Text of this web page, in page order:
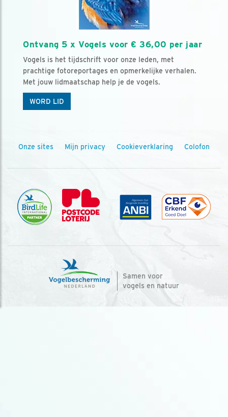
Ontvang 5 x Vogels voor € 36,00 per jaar
Vogels is het tijdschrift voor onze leden, met
prachtige fotoreportages en opmerkelijke verhalen.
Met jouw lidmaatschap help je de vogels.
WORD LID
Onze sites Mijn privacy Cookieverklaring Colofon
Samen voor
vogels en natuur